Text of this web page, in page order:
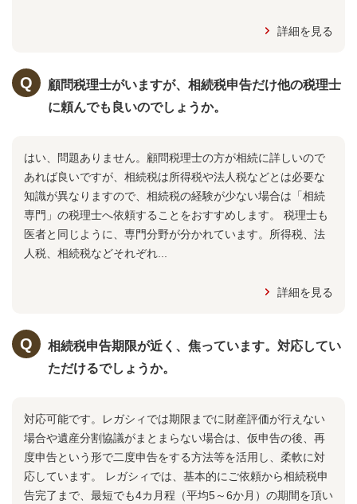
詳細を見る
顧問税理士がいますが、相続税申告だけ他の税理士
に頼んでも良いのでしょうか。
はい、問題ありません。顧問税理士の方が相続に詳しいので
あれば良いですが、相続税は所得税や法人税などとは必要な
知識が異なりますので、相続税の経験が少ない場合は「相続
専門」の税理士へ依頼することをおすすめします。 税理士も
医者と同じように、専門分野が分かれています。所得税、法
人税、相続税などそれぞれ...
詳細を見る
相続税申告期限が近く、焦っています。対応してい
ただけるでしょうか。
対応可能です。レガシィでは期限までに財産評価が行えない
場合や遺産分割協議がまとまらない場合は、仮申告の後、再
度申告という形で二度申告をする方法等を活用し、柔軟に対
応しています。 レガシィでは、基本的にご依頼から相続税申
告完了まで、最短でも4カ月程（平均5～6か月）の期間を頂い